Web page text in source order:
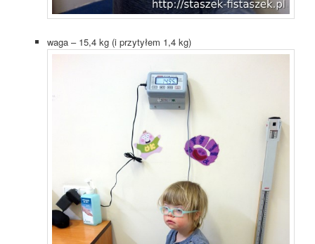
waga – 15,4 kg (i przytyłem 1,4 kg)